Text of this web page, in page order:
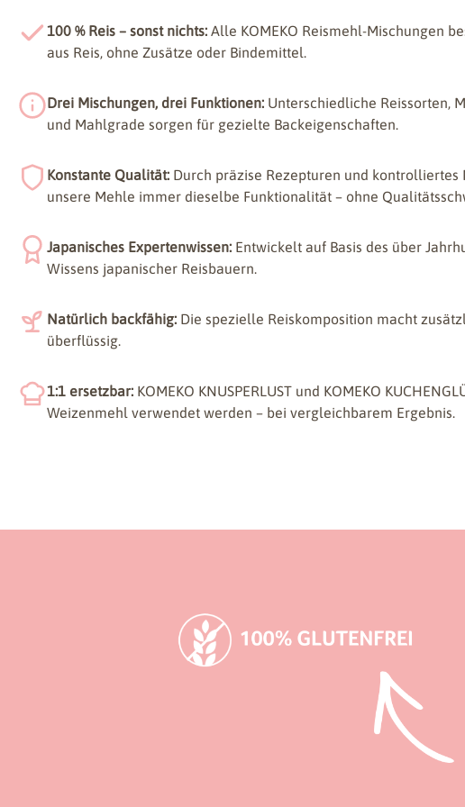
100 % Reis – sonst nichts: Alle KOMEKO Reismehl-Mischungen
aus Reis, ohne Zusätze oder Bindemittel.
Drei Mischungen, drei Funktionen: Unterschiedliche Reissorten,
und Mahlgrade sorgen für gezielte Backeigenschaften.
Konstante Qualität: Durch präzise Rezepturen und kontrolliertes
unsere Mehle immer dieselbe Funktionalität – ohne
Japanisches Expertenwissen: Entwickelt auf Basis des über
Wissens japanischer Reisbauern.
Natürlich backfähig: Die spezielle Reiskomposition macht
überflüssig.
1:1 ersetzbar: KOMEKO KNUSPERLUST und KOMEKO
Weizenmehl verwendet werden – bei vergleichbarem Ergebnis.